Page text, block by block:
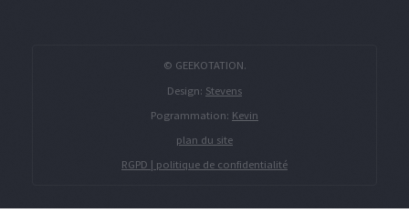
© GEEKOTATION.
Design: Stevens
Pogrammation: Kevin
plan du site
RGPD | politique de confidentialité